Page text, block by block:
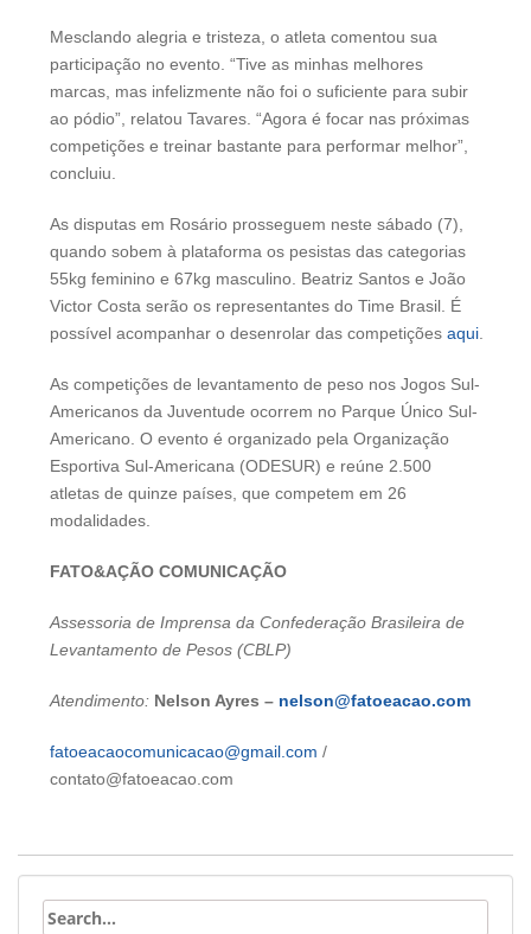
Mesclando alegria e tristeza, o atleta comentou sua
participação no evento. “Tive as minhas melhores
marcas, mas infelizmente não foi o suficiente para subir
ao pódio”, relatou Tavares. “Agora é focar nas próximas
competições e treinar bastante para performar melhor”,
concluiu.
As disputas em Rosário prosseguem neste sábado (7),
quando sobem à plataforma os pesistas das categorias
55kg feminino e 67kg masculino. Beatriz Santos e João
Victor Costa serão os representantes do Time Brasil. É
possível acompanhar o desenrolar das competições aqui.
As competições de levantamento de peso nos Jogos Sul-
Americanos da Juventude ocorrem no Parque Único Sul-
Americano. O evento é organizado pela Organização
Esportiva Sul-Americana (ODESUR) e reúne 2.500
atletas de quinze países, que competem em 26
modalidades.
FATO&AÇÃO COMUNICAÇÃO
Assessoria de Imprensa da Confederação Brasileira de
Levantamento de Pesos (CBLP)
Atendimento: Nelson Ayres – nelson@fatoeacao.com
fatoeacaocomunicacao@gmail.com /
contato@fatoeacao.com